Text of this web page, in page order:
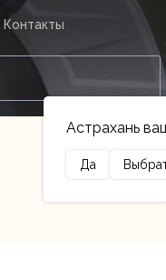
Контакты
Астрахань
Да